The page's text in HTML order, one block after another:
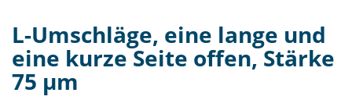
L-Umschläge, eine lange und
eine kurze Seite offen, Stärke
75 µm